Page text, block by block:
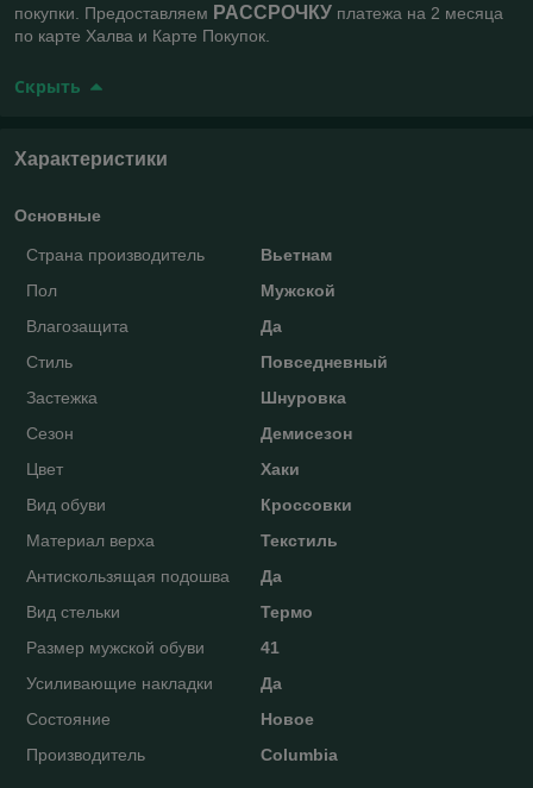
покупки. Предоставляем РАССРОЧКУ платежа на 2 месяца
по карте Халва и Карте Покупок.
Скрыть
Характеристики
Основные
Страна производитель
Вьетнам
Пол
Мужской
Влагозащита
Да
Стиль
Повседневный
Застежка
Шнуровка
Сезон
Демисезон
Цвет
Хаки
Вид обуви
Кроссовки
Материал верха
Текстиль
Антискользящая подошва
Да
Вид стельки
Термо
Размер мужской обуви
41
Усиливающие накладки
Да
Состояние
Новое
Производитель
Columbia